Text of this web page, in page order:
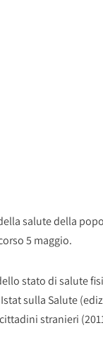
salute della
5 maggio.
stato di salute
sulla Salute
stranieri